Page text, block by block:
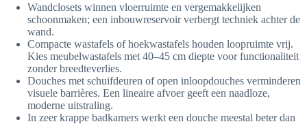
Wandclosets winnen vloerruimte en vergemakkelijken
schoonmaken; een inbouwreservoir verbergt techniek achter de
wand.
Compacte wastafels of hoekwastafels houden loopruimte vrij.
Kies meubelwastafels met 40–45 cm diepte voor functionaliteit
zonder breedteverlies.
Douches met schuifdeuren of open inloopdouches verminderen
visuele barrières. Een lineaire afvoer geeft een naadloze,
moderne uitstraling.
In zeer krappe badkamers werkt een douche meestal beter dan